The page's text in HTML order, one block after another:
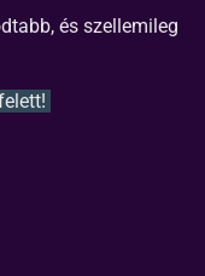
és szellemileg